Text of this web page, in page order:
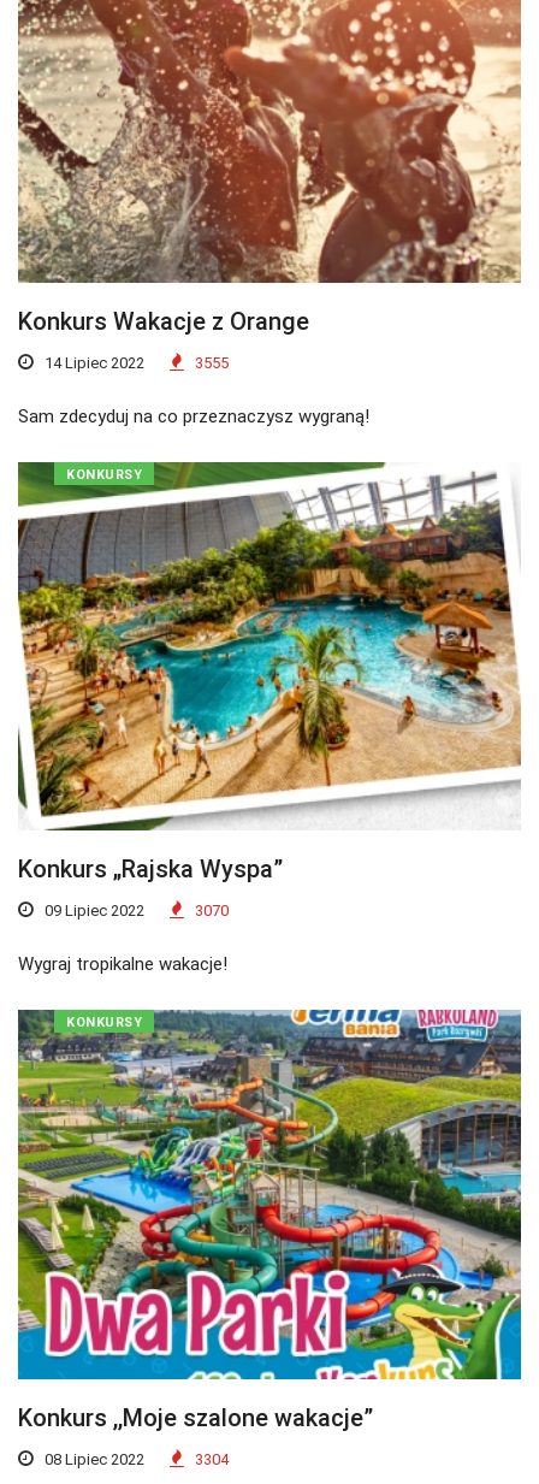
Konkurs Wakacje z Orange
14 Lipiec 2022 3555
Sam zdecyduj na co przeznaczysz wygraną!
KONKURSY
Konkurs „Rajska Wyspa”
09 Lipiec 2022 3070
Wygraj tropikalne wakacje!
KONKURSY
Konkurs ,,Moje szalone wakacje”
08 Lipiec 2022 3304